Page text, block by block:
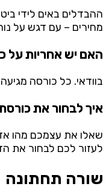
ההבדלים באים לידי
מחירים – עם דגש על
האם יש אחריות על
בוודאי. כל כורסה
איך לבחור את
שאלו את עצמכם מהו
לעזור לכם לבחור את
שורה תחתונה